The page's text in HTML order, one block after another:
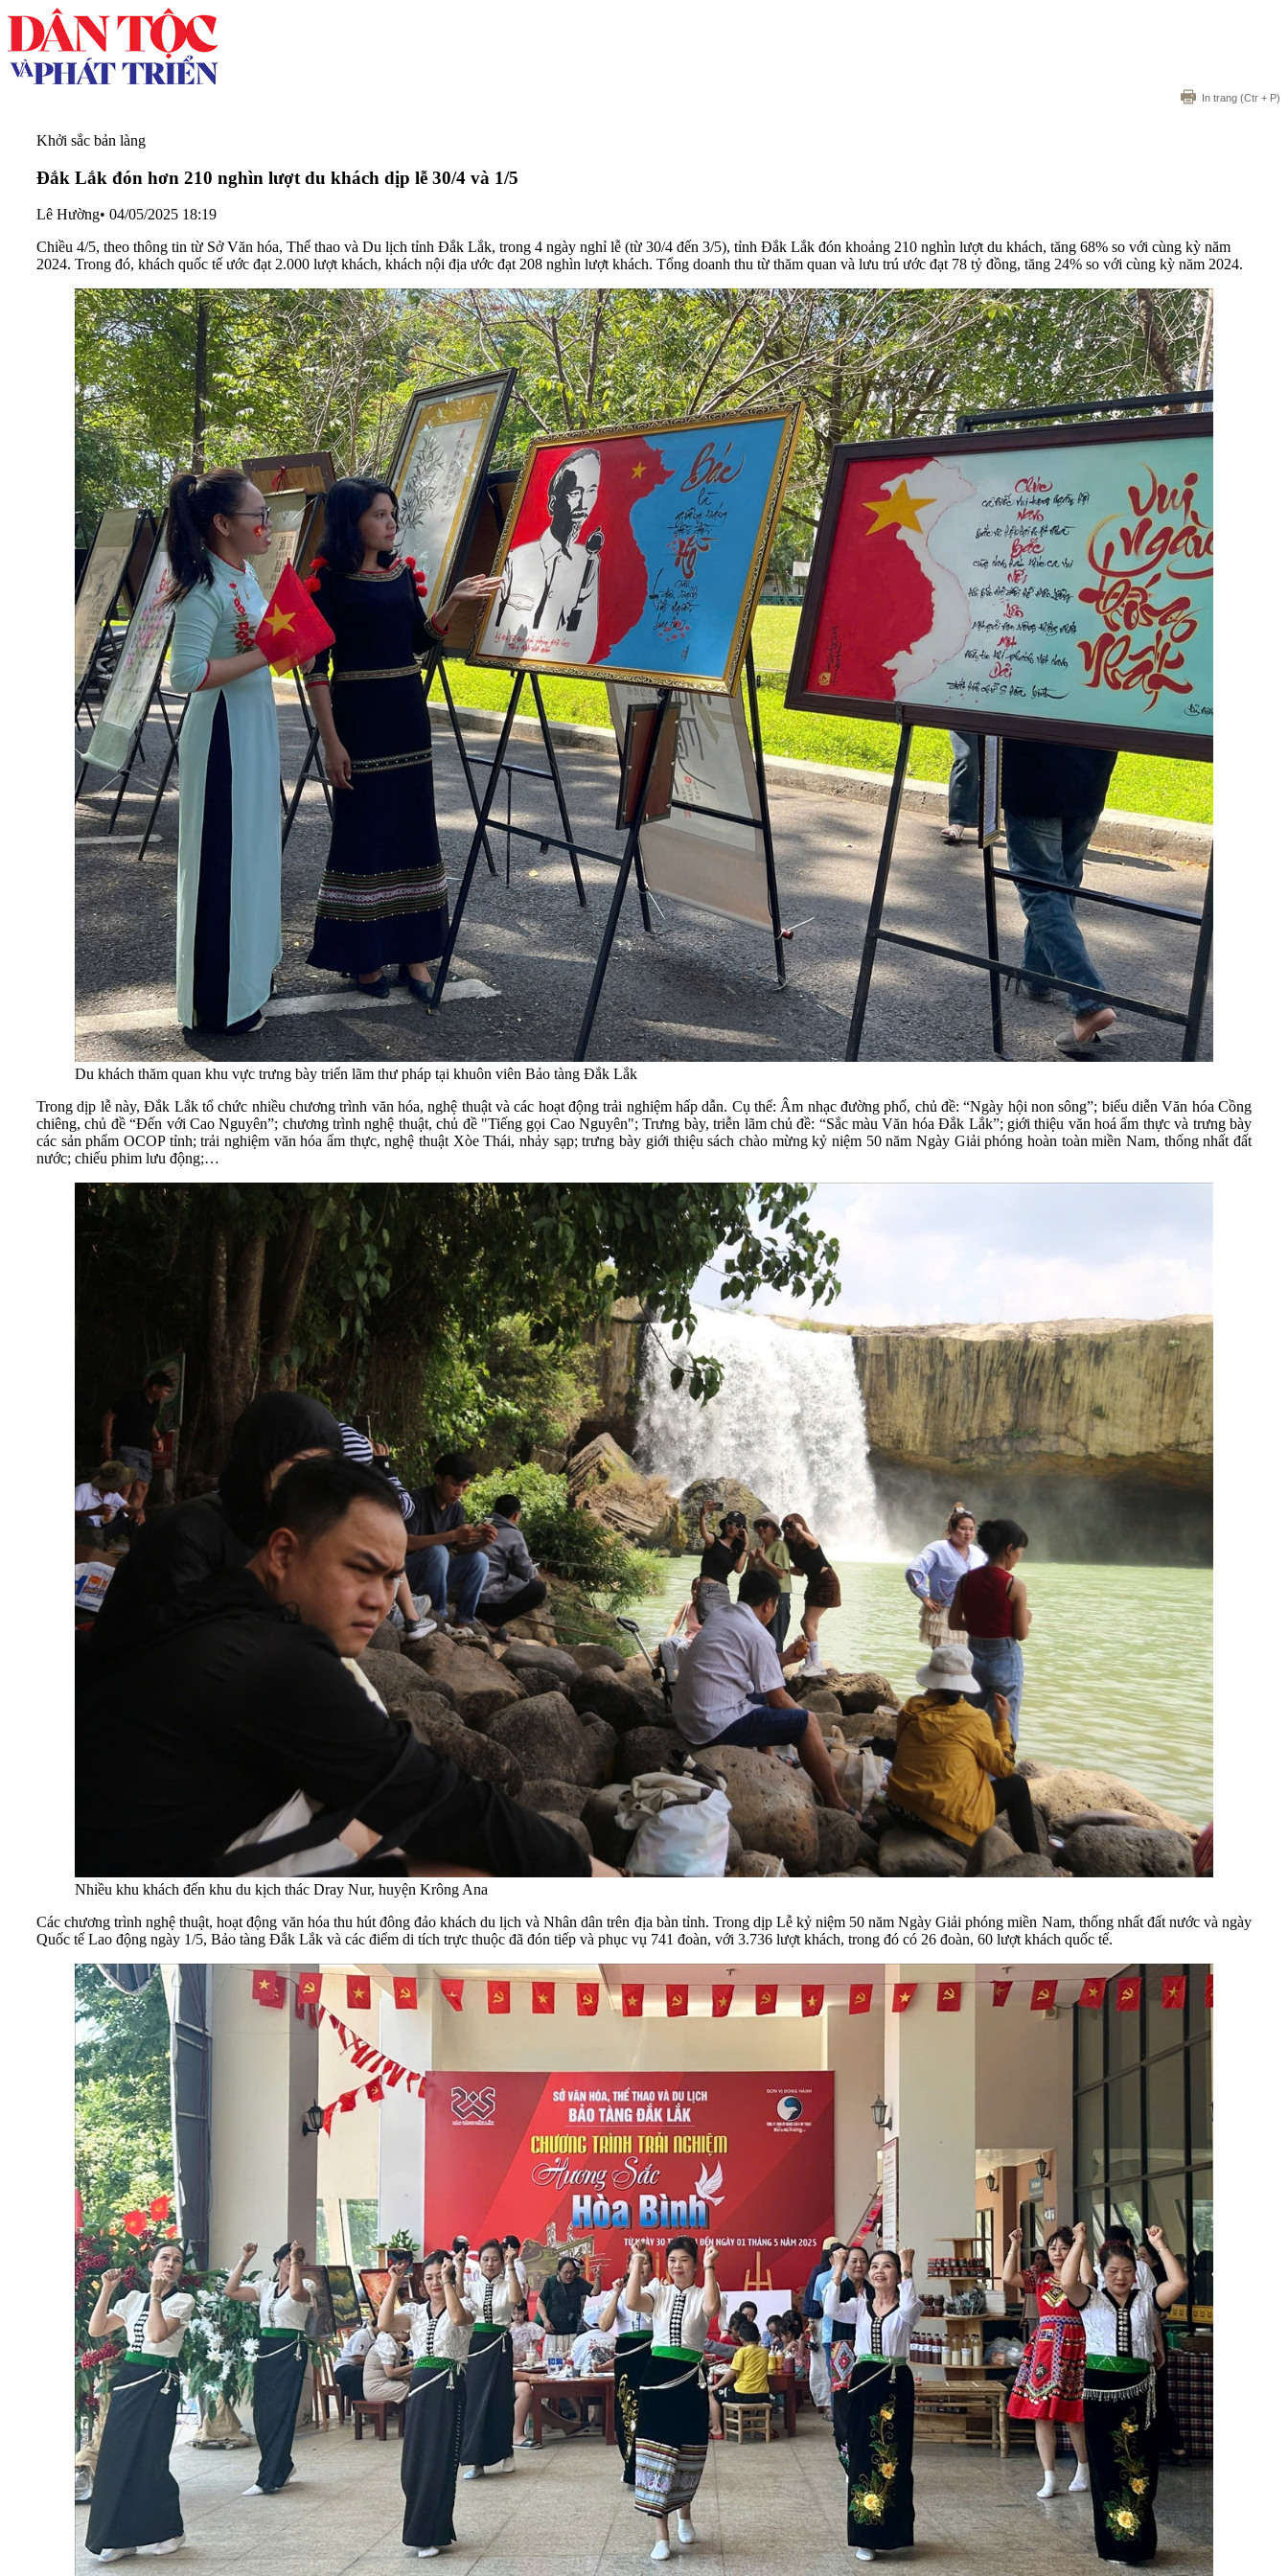
In trang (Ctr + P)
Khởi sắc bản làng
Đắk Lắk đón hơn 210 nghìn lượt du khách dịp lễ 30/4 và 1/5
Lê Hường• 04/05/2025 18:19
Chiều 4/5, theo thông tin từ Sở Văn hóa, Thể thao và Du lịch tỉnh Đắk Lắk, trong 4 ngày nghỉ lễ (từ 30/4 đến 3/5), tỉnh Đắk Lắk đón khoảng 210 nghìn lượt du khách, tăng 68% so với cùng kỳ năm
2024. Trong đó, khách quốc tế ước đạt 2.000 lượt khách, khách nội địa ước đạt 208 nghìn lượt khách. Tổng doanh thu từ thăm quan và lưu trú ước đạt 78 tỷ đồng, tăng 24% so với cùng kỳ năm 2024.
Du khách thăm quan khu vực trưng bày triển lãm thư pháp tại khuôn viên Bảo tàng Đắk Lắk
Trong dịp lễ này, Đắk Lắk tổ chức nhiều chương trình văn hóa, nghệ thuật và các hoạt động trải nghiệm hấp dẫn. Cụ thể: Âm nhạc đường phố, chủ đề: “Ngày hội non sông”; biểu diễn Văn hóa Cồng
chiêng, chủ đề “Đến với Cao Nguyên”; chương trình nghệ thuật, chủ đề "Tiếng gọi Cao Nguyên"; Trưng bày, triễn lãm chủ đề: “Sắc màu Văn hóa Đắk Lắk”; giới thiệu văn hoá ẩm thực và trưng bày
các sản phẩm OCOP tỉnh; trải nghiệm văn hóa ẩm thực, nghệ thuật Xòe Thái, nhảy sạp; trưng bày giới thiệu sách chào mừng kỷ niệm 50 năm Ngày Giải phóng hoàn toàn miền Nam, thống nhất đất
nước; chiếu phim lưu động;…
Nhiều khu khách đến khu du kịch thác Dray Nur, huyện Krông Ana
Các chương trình nghệ thuật, hoạt động văn hóa thu hút đông đảo khách du lịch và Nhân dân trên địa bàn tỉnh. Trong dịp Lễ kỷ niệm 50 năm Ngày Giải phóng miền Nam, thống nhất đất nước và ngày
Quốc tế Lao động ngày 1/5, Bảo tàng Đắk Lắk và các điểm di tích trực thuộc đã đón tiếp và phục vụ 741 đoàn, với 3.736 lượt khách, trong đó có 26 đoàn, 60 lượt khách quốc tế.